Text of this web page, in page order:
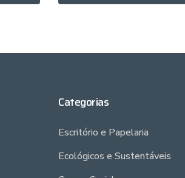
Categorias
Escritório e Papelaria
Ecológicos e Sustentáveis